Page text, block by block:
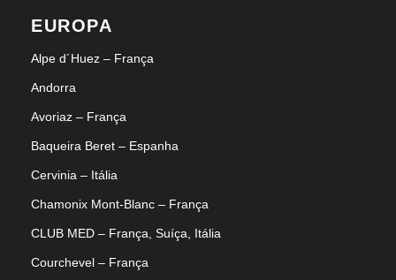
EUROPA
Alpe d´Huez – França
Andorra
Avoriaz – França
Baqueira Beret – Espanha
Cervinia – Itália
Chamonix Mont-Blanc – França
CLUB MED – França, Suíça, Itália
Courchevel – França